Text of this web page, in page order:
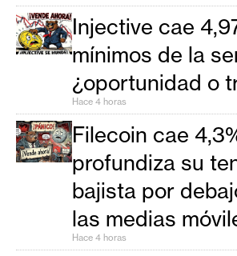
a
s
c
u
r
Injective cae
mínimos de la
¿oportunidad o
Hace 4 horas
Filecoin cae
profundiza su
bajista por
las medias
Hace 4 horas